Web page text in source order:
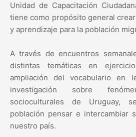
Unidad de Capacitación
tiene como propósito general
y aprendizaje para la población
A través de encuentros
distintas temáticas en
ampliación del vocabulario en
investigación sobre
socioculturales de Uruguay,
población pensar e intercambiar
nuestro país.